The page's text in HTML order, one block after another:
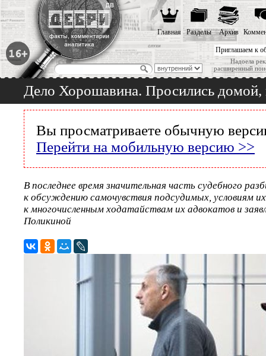
Приглашаем к
Надоела
расширенный
Главная Разделы Архив
Дело Хорошавина. Просились
Вы просматриваете обычную
Перейти на мобильную версию >>
В последнее время значительная часть судебного
к обсуждению самочувствия подсудимых, условиям
к многочисленным ходатайствам их адвокатов и
Поликиной